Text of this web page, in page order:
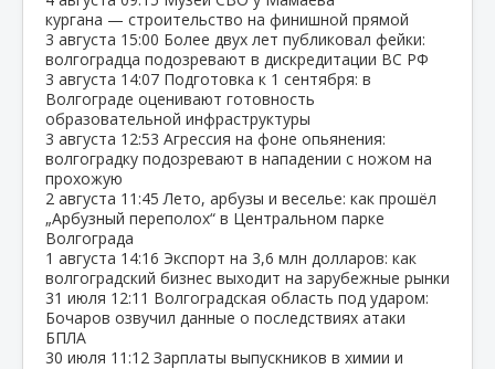
кургана — строительство на финишной прямой
3 августа 15:00 Более двух лет публиковал фейки:
волгоградца подозревают в дискредитации ВС РФ
3 августа 14:07 Подготовка к 1 сентября: в
Волгограде оценивают готовность
образовательной инфраструктуры
3 августа 12:53 Агрессия на фоне опьянения:
волгоградку подозревают в нападении с ножом на
прохожую
2 августа 11:45 Лето, арбузы и веселье: как прошёл
„Арбузный переполох“ в Центральном парке
Волгограда
1 августа 14:16 Экспорт на 3,6 млн долларов: как
волгоградский бизнес выходит на зарубежные рынки
31 июля 12:11 Волгоградская область под ударом:
Бочаров озвучил данные о последствиях атаки
БПЛА
30 июля 11:12 Зарплаты выпускников в химии и